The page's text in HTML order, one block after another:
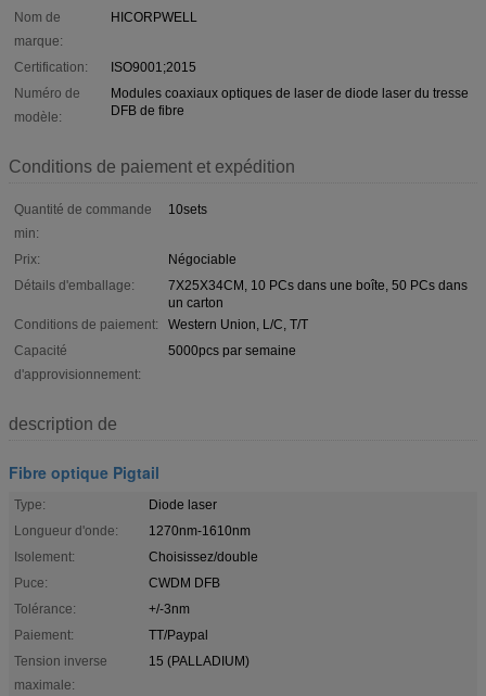
Nom de
marque:
HICORPWELL
Certification:
ISO9001;2015
Numéro de
modèle:
Modules coaxiaux optiques de laser de diode laser du tresse
DFB de fibre
Conditions de paiement et expédition
Quantité de commande
min:
10sets
Prix:
Négociable
Détails d'emballage:
7X25X34CM, 10 PCs dans une boîte, 50 PCs dans
un carton
Conditions de paiement:
Western Union, L/C, T/T
Capacité
d'approvisionnement:
5000pcs par semaine
description de
Fibre optique Pigtail
Type:
Diode laser
Longueur d'onde:
1270nm-1610nm
Isolement:
Choisissez/double
Puce:
CWDM DFB
Tolérance:
+/-3nm
Paiement:
TT/Paypal
Tension inverse
maximale:
15 (PALLADIUM)